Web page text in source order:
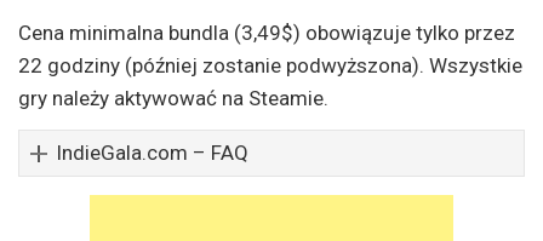
Cena minimalna bundla (3,49$) obowiązuje tylko przez
22 godziny (później zostanie podwyższona). Wszystkie
gry należy aktywować na Steamie.
IndieGala.com – FAQ